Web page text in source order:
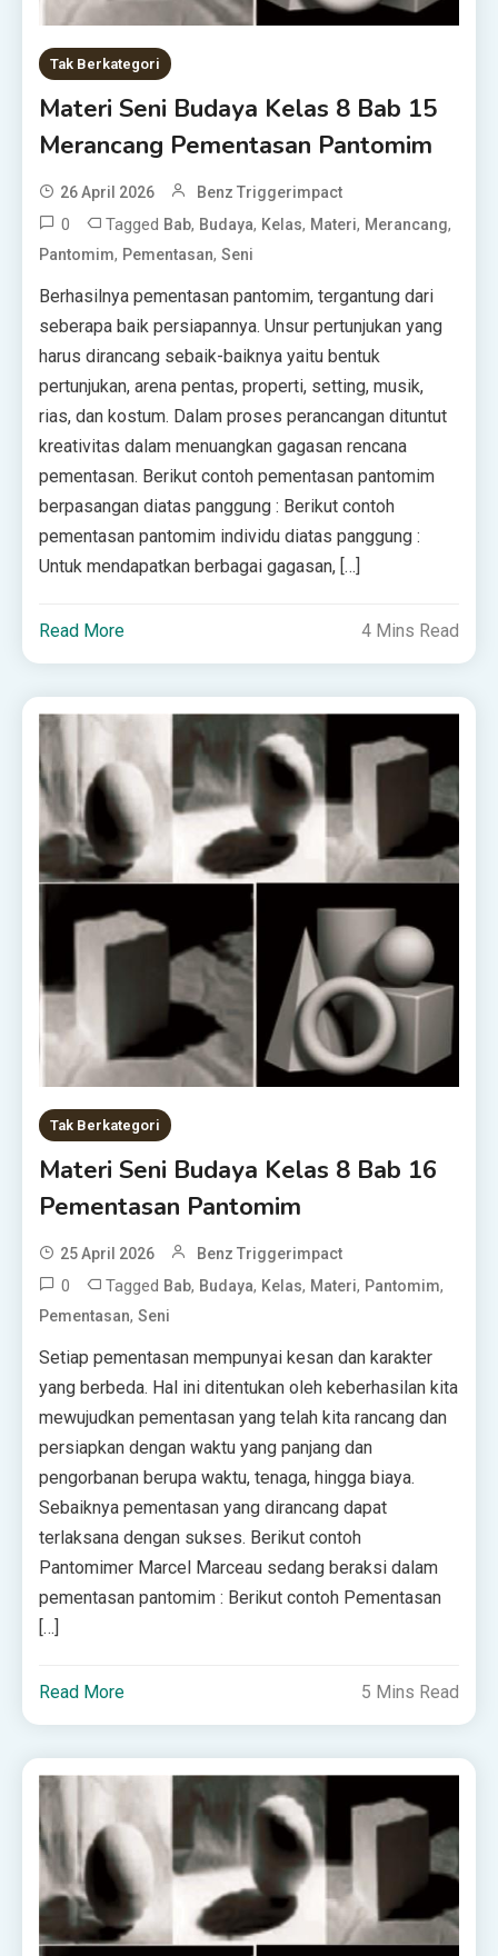
Tak Berkategori
Materi Seni Budaya Kelas 8 Bab 15
Merancang Pementasan Pantomim
26 April 2026 Benz Triggerimpact
0 Tagged Bab, Budaya, Kelas, Materi, Merancang,
Pantomim, Pementasan,Seni
Berhasilnya pementasan pantomim, tergantung dari
seberapa baik persiapannya. Unsur pertunjukan yang
harus dirancang sebaik-baiknya yaitu bentuk
pertunjukan, arena pentas, properti, setting, musik,
rias, dan kostum. Dalam proses perancangan dituntut
kreativitas dalam menuangkan gagasan rencana
pementasan. Berikut contoh pementasan pantomim
berpasangan diatas panggung : Berikut contoh
pementasan pantomim individu diatas panggung :
Untuk mendapatkan berbagai gagasan, […]
Read More 4 Mins Read
Tak Berkategori
Materi Seni Budaya Kelas 8 Bab 16
Pementasan Pantomim
25 April 2026 Benz Triggerimpact
0 Tagged Bab, Budaya, Kelas, Materi, Pantomim,
Pementasan,Seni
Setiap pementasan mempunyai kesan dan karakter
yang berbeda. Hal ini ditentukan oleh keberhasilan kita
mewujudkan pementasan yang telah kita rancang dan
persiapkan dengan waktu yang panjang dan
pengorbanan berupa waktu, tenaga, hingga biaya.
Sebaiknya pementasan yang dirancang dapat
terlaksana dengan sukses. Berikut contoh
Pantomimer Marcel Marceau sedang beraksi dalam
pementasan pantomim : Berikut contoh Pementasan
[…]
Read More 5 Mins Read